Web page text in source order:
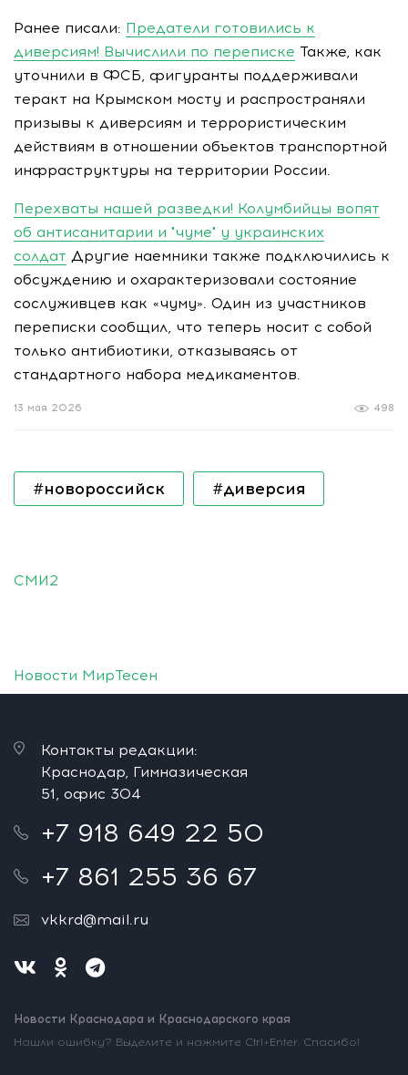
Ранее писали: Предатели готовились к
диверсиям! Вычислили по переписке Также, как
уточнили в ФСБ, фигуранты поддерживали
теракт на Крымском мосту и распространяли
призывы к диверсиям и террористическим
действиям в отношении объектов транспортной
инфраструктуры на территории России.
Перехваты нашей разведки! Колумбийцы вопят
об антисанитарии и "чуме" у украинских
солдат Другие наемники также подключились к
обсуждению и охарактеризовали состояние
сослуживцев как «чуму». Один из участников
переписки сообщил, что теперь носит с собой
только антибиотики, отказываясь от
стандартного набора медикаментов.
498
13 мая 2026
#новороссийск #диверсия
СМИ2
Новости МирТесен
Контакты редакции:
Краснодар, Гимназическая
51, офис 304
+7 918 649 22 50
+7 861 255 36 67
vkkrd@mail.ru
Новости Краснодара и Краснодарского края
Нашли ошибку? Выделите и нажмите Ctrl+Enter. Спасибо!